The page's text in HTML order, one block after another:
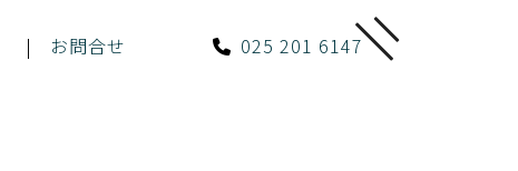
お問合せ 025 201 6147